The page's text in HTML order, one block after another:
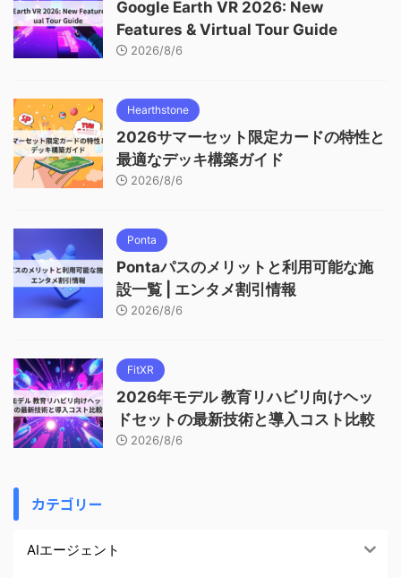
Google Earth VR 2026: New
Features & Virtual Tour Guide
2026/8/6
Hearthstone
2026サマーセット限定カードの特性と
最適なデッキ構築ガイド
2026/8/6
Ponta
Pontaパスのメリットと利用可能な施
設一覧 | エンタメ割引情報
2026/8/6
FitXR
2026年モデル 教育リハビリ向けヘッ
ドセットの最新技術と導入コスト比較
2026/8/6
カテゴリー
AIエージェント